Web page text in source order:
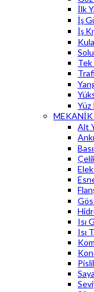
İlk
İş
İş
Tek
Yüz
MEKANİK
Alt
Isı
Isı